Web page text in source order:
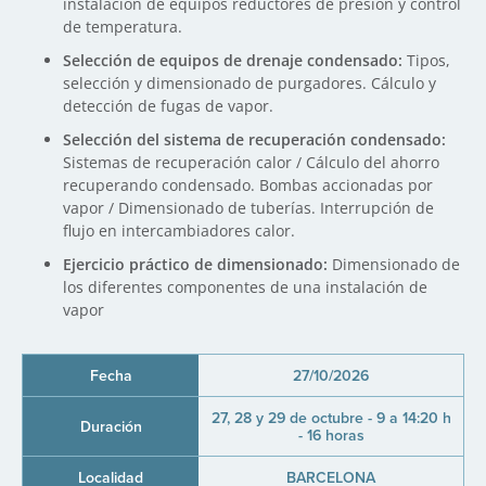
de temperatura.
Selección de equipos de drenaje condensado: Tipos,
selección y dimensionado de purgadores. Cálculo y
detección de fugas de vapor.
Selección del sistema de recuperación condensado:
Sistemas de recuperación calor / Cálculo del ahorro
recuperando condensado. Bombas accionadas por
vapor / Dimensionado de tuberías. Interrupción de
flujo en intercambiadores calor.
Ejercicio práctico de dimensionado: Dimensionado de
los diferentes componentes de una instalación de
vapor
27/10/2026
27, 28 y 29 de octubre - 9 a 14:20 h
- 16 horas
BARCELONA